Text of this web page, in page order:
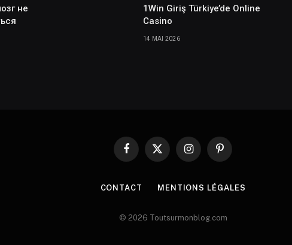
не
1Win Giriş Türkiye’de Online
Casino
14 MAI 2026
Facebook
X
InstagramPinterest
CONTACT MENTIONS LÉGALES
© 2026 Toutsurmonblog.com